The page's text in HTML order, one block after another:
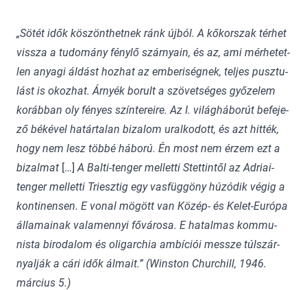
„Sö­tét idők kö­szönt­het­nek ránk új­ból. A kő­kor­szak tér­het
vissza a tu­do­mány fény­lő szár­nyain, és az, ami mér­he­tet­
len anya­gi ál­dást hoz­hat az em­be­ri­ség­nek, tel­jes pusz­tu­
lást is okoz­hat. Ár­nyék bo­rult a szö­vet­sé­ges győ­ze­lem
ko­ráb­ban oly fé­nyes szín­te­rei­re. Az I. vi­lág­há­bo­rút be­fe­je­
ző bé­ké­vel ha­tár­ta­lan bi­za­lom ural­ko­dott, és azt hit­ték,
hogy nem lesz töb­bé há­bo­rú. Én most nem ér­zem ezt a
bi­zal­mat […]A Bal­ti-ten­ger mel­let­ti Stet­tin­től az Ad­riai-
ten­ger mel­let­ti Triesz­tig egy vas­füg­göny hú­zó­dik vé­gig a
kon­ti­nen­sen. E vo­nal mö­gött van Kö­zép- és Ke­let-Eu­ró­pa
ál­la­mai­nak va­la­mennyi fő­vá­ro­sa. E ha­tal­mas kom­mu­
nis­ta bi­ro­da­lom és oli­gar­chia am­bí­ciói messze túl­szár­
nyal­ják a cá­ri idők ál­mait.” (Win­ston Chur­chill, 1946.
már­cius 5.)